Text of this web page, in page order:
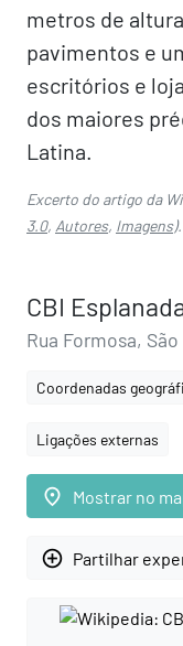
metros de
pavimentos e
escritórios e
dos maiores
Latina.
Excerto do artigo da
3.0, Autores, Imagens).
CBI
Rua Formosa,
Coordenadas
Ligações externas
place Mostrar no
add_circle_outline Partilhar